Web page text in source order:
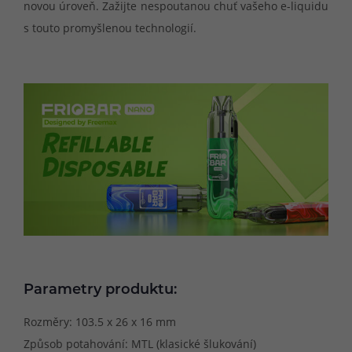
novou úroveň. Zažijte nespoutanou chuť vašeho e-liquidu
s touto promyšlenou technologií.
Parametry produktu:
Rozměry: 103.5 x 26 x 16 mm
Způsob potahování: MTL (klasické šlukování)